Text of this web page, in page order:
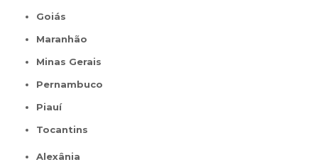
Goiás
Maranhão
Minas Gerais
Pernambuco
Piauí
Tocantins
Alexânia